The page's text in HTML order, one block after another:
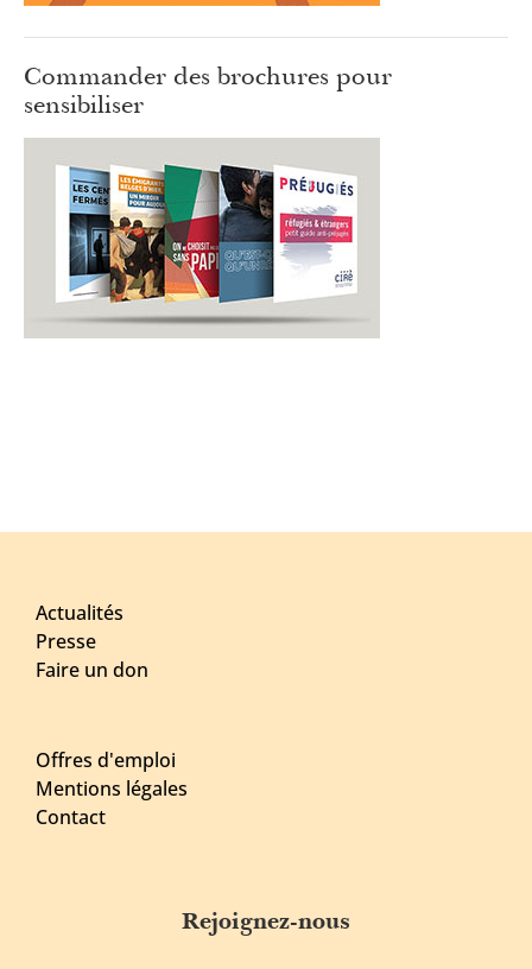
Commander des brochures pour
sensibiliser
Actualités
Presse
Faire un don
Offres d'emploi
Mentions légales
Contact
Rejoignez-nous